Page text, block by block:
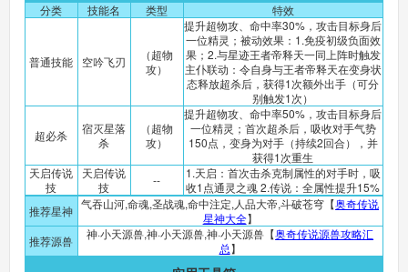
分类 技能名 类型 特效
普通技能 空吟飞刃
（超物
攻）
提升超物攻、命中率30%，攻击目标身后
一位精灵；被动效果：1.免疫初级负面效
果；2.与星迹王者帝释天一同上阵时触发
主仆联动：令自身与王者帝释天在变身状
态释放超杀后，获得1次额外出手（可分
别触发1次）
超必杀
宿灭星落
杀
（超物
攻）
提升超物攻、命中率50%，攻击目标身后
一位精灵；首次超杀后，吸收对手气势
150点，变身为对手（持续2回合），并
获得1次重生
天启传说
技
天启传说
技
--
1.天启：首次击杀克制属性的对手时，吸
收1点通灵之魂 2.传说：全属性提升15%
推荐星神 气吞山河,命魂,圣战魂,命中注定,人品大帝,斗破苍穹【奥奇传说
星神大全】
推荐源兽
神·小天源兽,神·小天源兽,神·小天源兽【奥奇传说源兽攻略汇
总】